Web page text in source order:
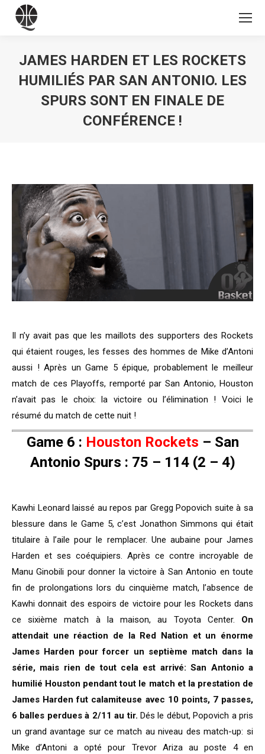
JAMES HARDEN ET LES ROCKETS
HUMILIÉS PAR SAN ANTONIO. LES
SPURS SONT EN FINALE DE
CONFÉRENCE !
Il n’y avait pas que les maillots des supporters des Rockets
qui étaient rouges, les fesses des hommes de Mike d’Antoni
aussi ! Après un Game 5 épique, probablement le meilleur
match de ces Playoffs, remporté par San Antonio, Houston
n’avait pas le choix: la victoire ou l’élimination ! Voici le
résumé du match de cette nuit !
Game 6 : Houston Rockets – San
Antonio Spurs : 75 – 114 (2 – 4)
Kawhi Leonard laissé au repos par Gregg Popovich suite à sa
blessure dans le Game 5, c’est Jonathon Simmons qui était
titulaire à l’aile pour le remplacer. Une aubaine pour James
Harden et ses coéquipiers. Après ce contre incroyable de
Manu Ginobili pour donner la victoire à San Antonio en toute
fin de prolongations lors du cinquième match, l’absence de
Kawhi donnait des espoirs de victoire pour les Rockets dans
ce sixième match à la maison, au Toyota Center. On
attendait une réaction de la Red Nation et un énorme
James Harden pour forcer un septième match dans la
série, mais rien de tout cela est arrivé: San Antonio a
humilié Houston pendant tout le match et la prestation de
James Harden fut calamiteuse avec 10 points, 7 passes,
6 balles perdues à 2/11 au tir. Dés le début, Popovich a pris
un grand avantage sur ce match au niveau des match-up: si
Mike d’Antoni a opté pour Trevor Ariza au poste 4 en